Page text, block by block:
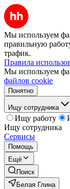
Мы используем
правильную
трафик.
Правила
Мы используем
файлов cookie
Понятно
Ищу сотрудника
Ищу работу
Ищу сотрудника
Сервисы
Помощь
Ещё
Поиск
Белая Глина